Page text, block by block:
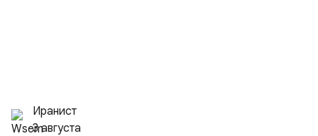
Иранист
3 августа